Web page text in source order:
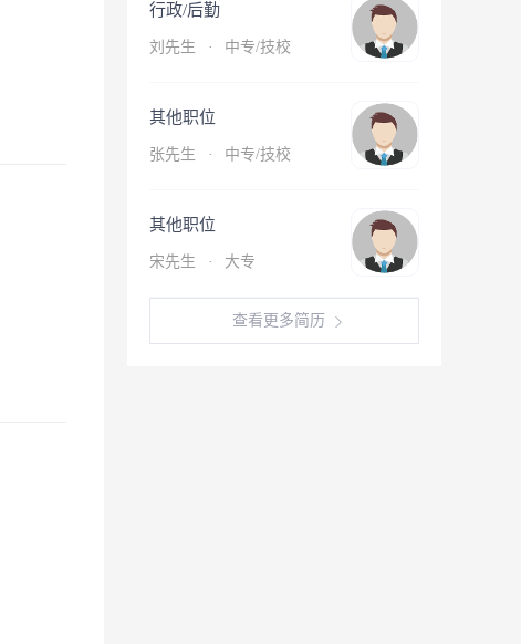
行政/后勤
刘先生 · 中专/技校
其他职位
张先生 · 中专/技校
其他职位
宋先生 · 大专
查看更多简历